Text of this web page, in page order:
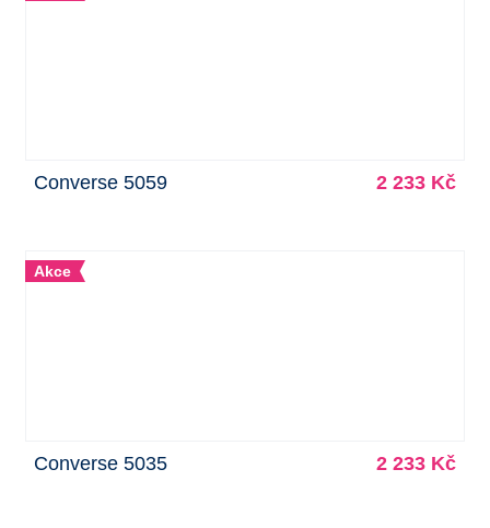
Converse 5059 2 233 Kč
Akce
Converse 5035 2 233 Kč